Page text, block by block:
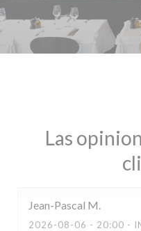
Las
Jean-Pascal M
2026-08-06 - 20:00 -